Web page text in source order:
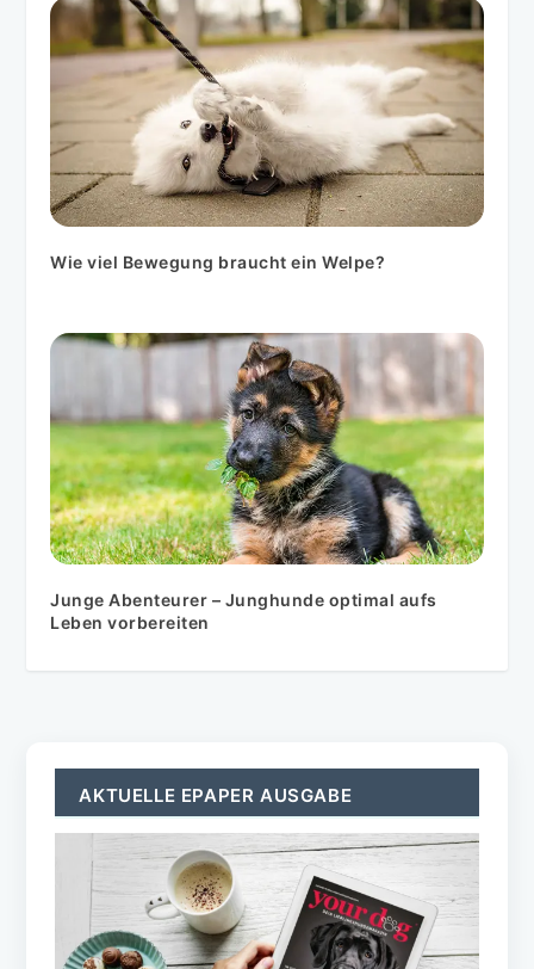
Wie viel Bewegung braucht ein Welpe?
Junge Abenteurer – Junghunde optimal aufs
Leben vorbereiten
AKTUELLE EPAPER AUSGABE